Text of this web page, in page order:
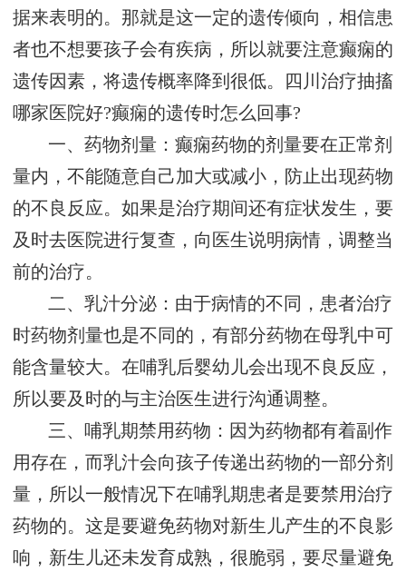
据来表明的。那就是这一定的遗传倾向，相信患
者也不想要孩子会有疾病，所以就要注意癫痫的
遗传因素，将遗传概率降到很低。四川治疗抽搐
哪家医院好?癫痫的遗传时怎么回事?
一、药物剂量：癫痫药物的剂量要在正常剂
量内，不能随意自己加大或减小，防止出现药物
的不良反应。如果是治疗期间还有症状发生，要
及时去医院进行复查，向医生说明病情，调整当
前的治疗。
二、乳汁分泌：由于病情的不同，患者治疗
时药物剂量也是不同的，有部分药物在母乳中可
能含量较大。在哺乳后婴幼儿会出现不良反应，
所以要及时的与主治医生进行沟通调整。
三、哺乳期禁用药物：因为药物都有着副作
用存在，而乳汁会向孩子传递出药物的一部分剂
量，所以一般情况下在哺乳期患者是要禁用治疗
药物的。这是要避免药物对新生儿产生的不良影
响，新生儿还未发育成熟，很脆弱，要尽量避免